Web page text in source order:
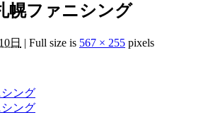
幌ファニシング
日 | Full size is 567 × 255 pixels
ング
ング